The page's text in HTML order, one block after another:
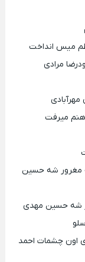
میس انداخت
مرادی
مهرآبادی
میرفت
مغرور شه حسین
شه حسین مهدی
اون چشمات احمد